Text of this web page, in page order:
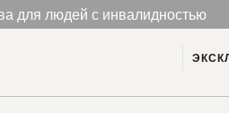
для людей с инвалидностью